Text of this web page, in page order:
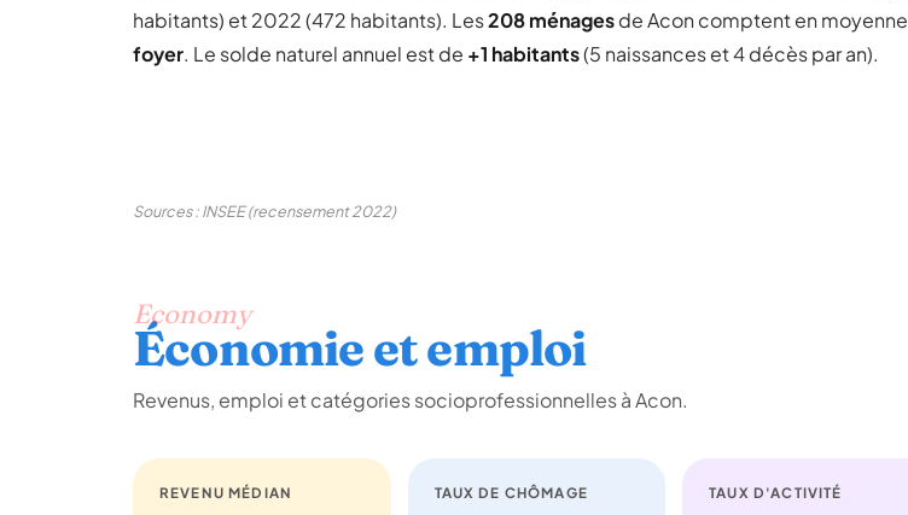
habitants) et 2022 (472 habitants). Les208 ménagesde Acon comptent en moyenne
foyer. Le solde naturel annuel est de +1 habitants(5 naissances et 4 décès par an).
Sources : INSEE (recensement 2022)
Economy
Économie et emploi
Revenus, emploi et catégories socioprofessionnelles à Acon.
REVENU MÉDIAN TAUX DE CHÔMAGE TAUX D'ACTIVITÉ